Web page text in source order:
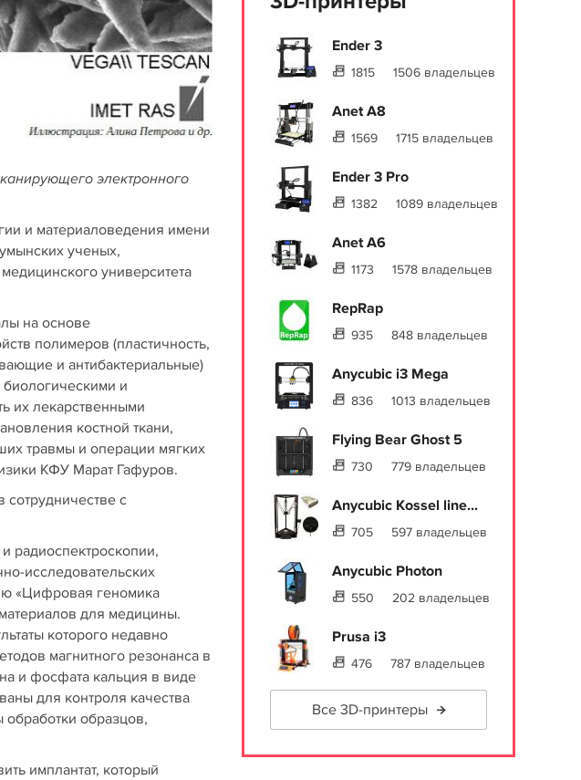
электронного
и материаловедения имени
ученых,
университета
на основе
полимеров (пластичность,
и антибактериальные)
и
их лекарственными
костной ткани,
травмы и операции мягких
КФУ Марат Гафуров.
с
радиоспектроскопии,
исследовательских
«Цифровая геномика
для медицины.
которого недавно
магнитного резонанса в
и фосфата кальция в виде
для контроля качества
обработки образцов,
имплантат, который
Ender 3
1815 1506 владельцев
Anet A8
1569 1715 владельцев
Ender 3 Pro
1382 1089 владельцев
Anet A6
1173 1578 владельцев
RepRap
935 848 владельцев
Anycubic i3 Mega
836 1013 владельцев
Flying Bear Ghost 5
730 779 владельцев
Anycubic Kossel line...
705 597 владельцев
Anycubic Photon
550 202 владельцев
Prusa i3
476 787 владельцев
Все 3D-принтеры